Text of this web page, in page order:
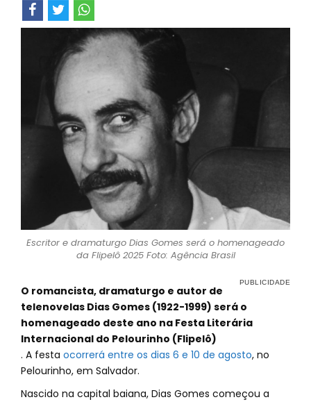
Escritor e dramaturgo Dias Gomes será o homenageado
da Flipelô 2025 Foto: Agência Brasil
O romancista, dramaturgo e autor de
telenovelas Dias Gomes (1922-1999) será o
homenageado deste ano na Festa Literária
Internacional do Pelourinho (Flipelô)
. A festa ocorrerá entre os dias 6 e 10 de agosto, no
Pelourinho, em Salvador.
Nascido na capital baiana, Dias Gomes começou a